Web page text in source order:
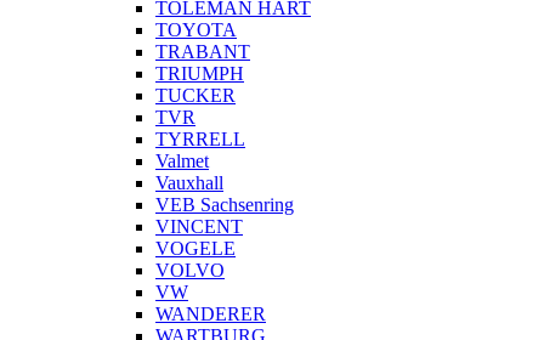
TOLEMAN HART
TOYOTA
TRABANT
TRIUMPH
TUCKER
TVR
TYRRELL
Valmet
Vauxhall
VEB Sachsenring
VINCENT
VOGELE
VOLVO
VW
WANDERER